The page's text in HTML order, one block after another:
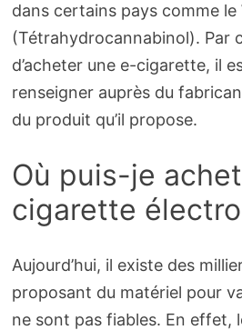
dans certains pays comme le
(Tétrahydrocannabinol). Par
d’acheter une e-cigarette, il
renseigner auprès du
du produit qu’il propose.
Où puis-je
cigarette
Aujourd’hui, il existe des
proposant du matériel pour
ne sont pas fiables. En effet,